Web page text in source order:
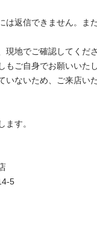
は返信できません。ま
現地でご確認してくださ
もご自身でお願いいたし
いないため、ご来店い
ます。
5